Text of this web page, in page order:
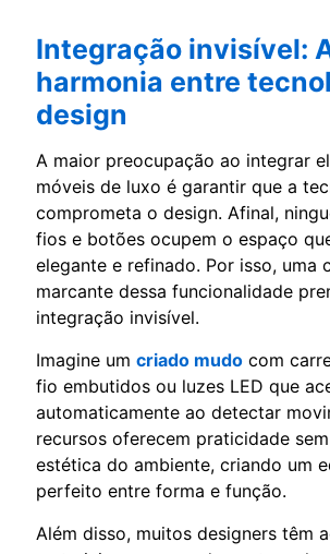
Integração invisível:
harmonia entre
design
A maior preocupação ao integrar
móveis de luxo é garantir que a
comprometa o design. Afinal,
fios e botões ocupem o espaço
elegante e refinado. Por isso, uma
marcante dessa funcionalidade
integração invisível.
Imagine um criado mudo com
fio embutidos ou luzes LED que
automaticamente ao detectar
recursos oferecem praticidade
estética do ambiente, criando um
perfeito entre forma e função.
Além disso, muitos designers têm